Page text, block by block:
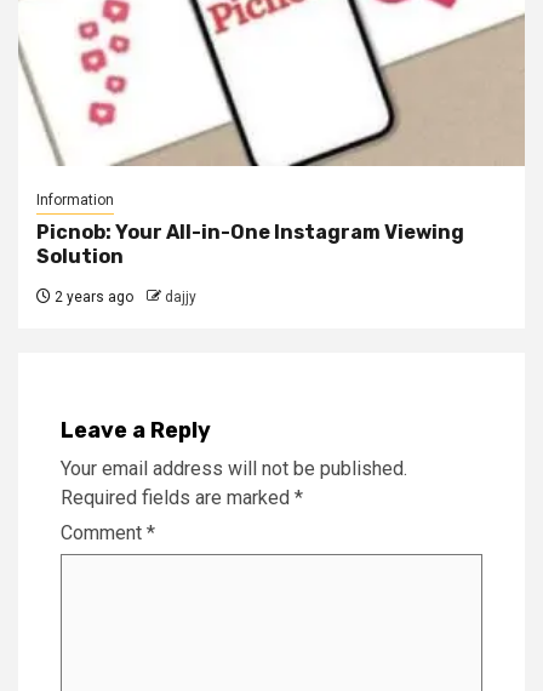
Information
Picnob: Your All-in-One Instagram Viewing
Solution
2 years ago dajjy
Leave a Reply
Your email address will not be published.
Required fields are marked *
Comment *